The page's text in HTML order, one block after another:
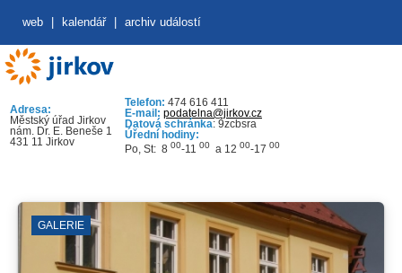
web kalendář archiv událostí
Adresa:
Městský úřad Jirkov
nám. Dr. E. Beneše 1
431 11 Jirkov
Telefon: 474 616 411
E-mail: podatelna@jirkov.cz
Datová schránka: 9zcbsra
Úřední hodiny:
Po, St: 8 00-11 00 a 12 00-17 00
GALERIE